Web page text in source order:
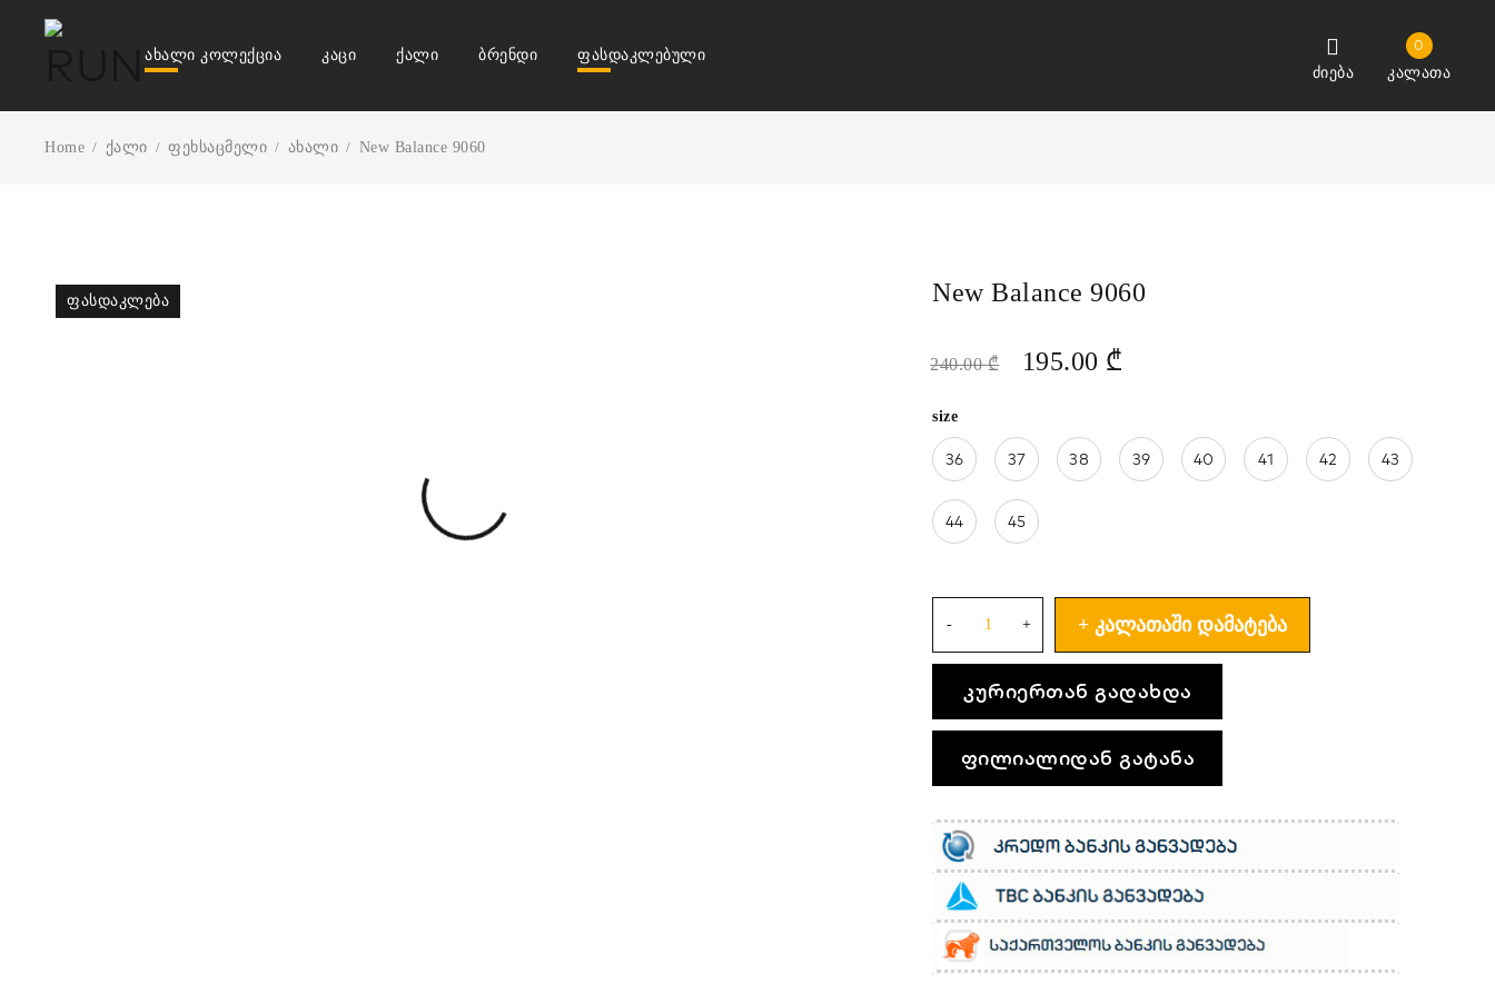
ახალი კოლექცია კაცი ქალი ბრენდი ფასდაკლებული
0
კალათა
ძიება
Home / ქალი / ფეხსაცმელი / ახალი / New Balance 9060
ᲤᲐᲡᲓᲐᲙᲚᲔᲑᲐ New Balance 9060
240.00₾ 195.00 ₾
size
36 37 38 39 40 41 42 43
44 45
ᲙᲐᲚᲐᲗᲐᲨᲘ ᲓᲐᲛᲐᲢᲔᲑᲐ
კურიერთან გადახდა
ფილიალიდან გატანა